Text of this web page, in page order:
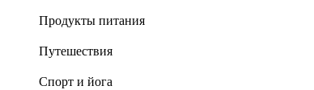
Продукты питания
Путешествия
Спорт и йога